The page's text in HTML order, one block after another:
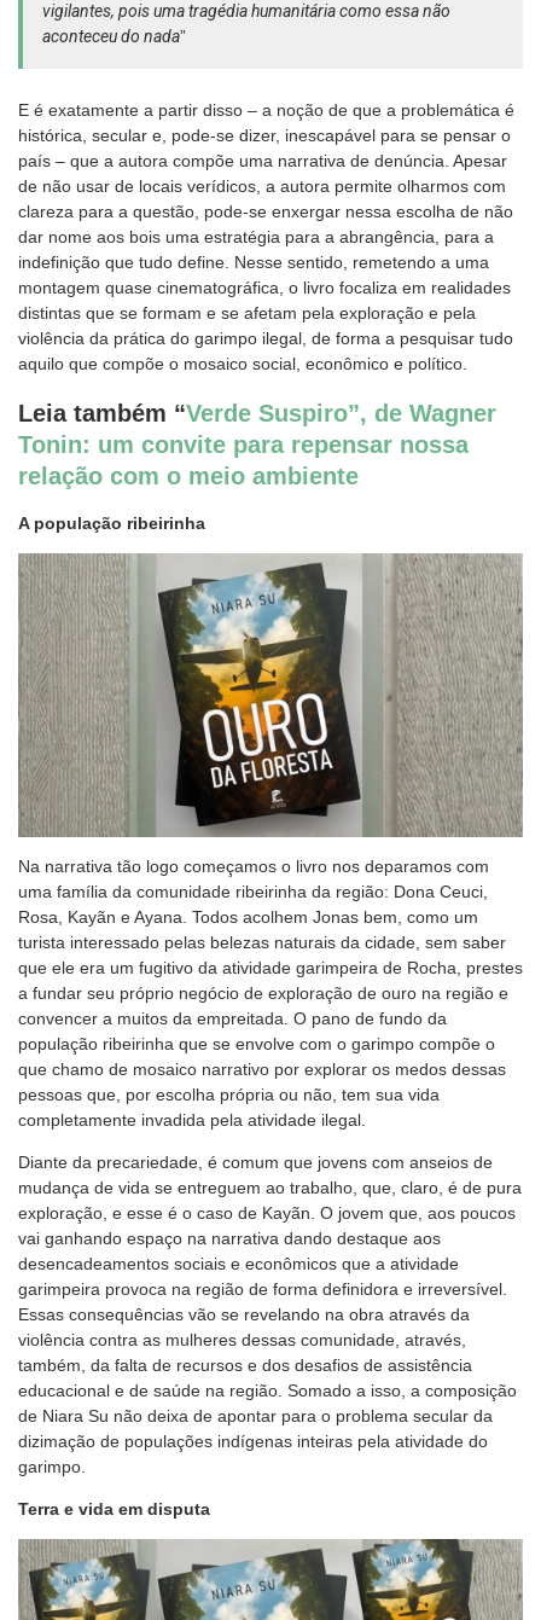
vigilantes, pois uma tragédia humanitária como essa não
aconteceu do nada”
E é exatamente a partir disso – a noção de que a problemática é
histórica, secular e, pode-se dizer, inescapável para se pensar o
país – que a autora compõe uma narrativa de denúncia. Apesar
de não usar de locais verídicos, a autora permite olharmos com
clareza para a questão, pode-se enxergar nessa escolha de não
dar nome aos bois uma estratégia para a abrangência, para a
indefinição que tudo define. Nesse sentido, remetendo a uma
montagem quase cinematográfica, o livro focaliza em realidades
distintas que se formam e se afetam pela exploração e pela
violência da prática do garimpo ilegal, de forma a pesquisar tudo
aquilo que compõe o mosaico social, econômico e político.
Leia também “Verde Suspiro”, de Wagner
Tonin: um convite para repensar nossa
relação com o meio ambiente
A população ribeirinha
Na narrativa tão logo começamos o livro nos deparamos com
uma família da comunidade ribeirinha da região: Dona Ceuci,
Rosa, Kayãn e Ayana. Todos acolhem Jonas bem, como um
turista interessado pelas belezas naturais da cidade, sem saber
que ele era um fugitivo da atividade garimpeira de Rocha, prestes
a fundar seu próprio negócio de exploração de ouro na região e
convencer a muitos da empreitada. O pano de fundo da
população ribeirinha que se envolve com o garimpo compõe o
que chamo de mosaico narrativo por explorar os medos dessas
pessoas que, por escolha própria ou não, tem sua vida
completamente invadida pela atividade ilegal.
Diante da precariedade, é comum que jovens com anseios de
mudança de vida se entreguem ao trabalho, que, claro, é de pura
exploração, e esse é o caso de Kayãn. O jovem que, aos poucos
vai ganhando espaço na narrativa dando destaque aos
desencadeamentos sociais e econômicos que a atividade
garimpeira provoca na região de forma definidora e irreversível.
Essas consequências vão se revelando na obra através da
violência contra as mulheres dessas comunidade, através,
também, da falta de recursos e dos desafios de assistência
educacional e de saúde na região. Somado a isso, a composição
de Niara Su não deixa de apontar para o problema secular da
dizimação de populações indígenas inteiras pela atividade do
garimpo.
Terra e vida em disputa